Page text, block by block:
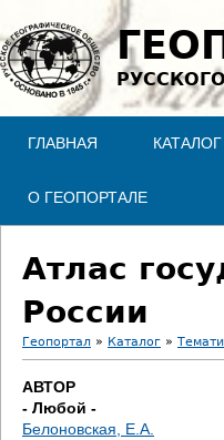
ГЛАВНАЯ КАТАЛОГ
О ГЕОПОРТАЛЕ
Атлас
России
В
ы
Геопортал » Каталог »
АВТОР
- Любой -
Белоновская, Е.А.